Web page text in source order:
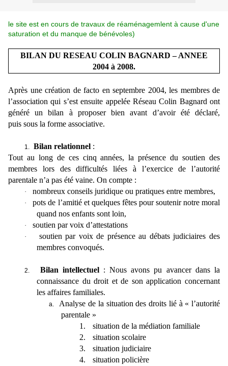
le site est en cours de travaux de réaménagemlent à cause d'une
saturation et du manque de bénévoles)
BILAN DU RESEAU COLIN BAGNARD – ANNEE
2004 à 2008.
Après une création de facto en septembre 2004, les membres de
l’association qui s’est ensuite appelée Réseau Colin Bagnard ont
généré un bilan à proposer bien avant d’avoir été déclaré,
puis sous la forme associative.
1. Bilan relationnel :
Tout au long de ces cinq années, la présence du soutien des
membres lors des difficultés liées à l’exercice de l’autorité
parentale n’a pas été vaine. On compte :
· nombreux conseils juridique ou pratiques entre membres,
·
pots de l’amitié et quelques fêtes pour soutenir notre moral
quand nos enfants sont loin,
· soutien par voix d’attestations
·
soutien par voix de présence au débats judiciaires des
membres convoqués.
2. Bilan intellectuel: Nous avons pu avancer dans la
connaissance du droit et de son application concernant
les affaires familiales.
a.
Analyse de la situation des droits lié à « l’autorité
parentale »
1.
situation de la médiation familiale
2.
situation scolaire
3.
situation judiciaire
4.
situation policière